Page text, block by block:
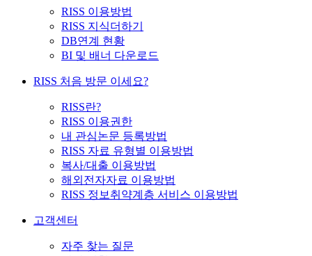
RISS 이용방법
RISS 지식더하기
DB연계 현황
BI 및 배너 다운로드
RISS 처음 방문 이세요?
RISS란?
RISS 이용권한
내 관심논문 등록방법
RISS 자료 유형별 이용방법
복사/대출 이용방법
해외전자자료 이용방법
RISS 정보취약계층 서비스 이용방법
고객센터
자주 찾는 질문